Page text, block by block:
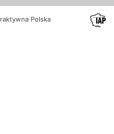
Polska